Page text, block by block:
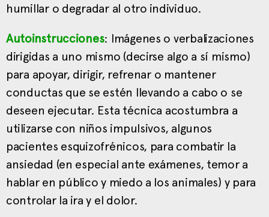
humillar o degradar al otro individuo.
Autoinstrucciones: Imágenes o verbalizaciones
dirigidas a uno mismo (decirse algo a sí mismo)
para apoyar, dirigir, refrenar o mantener
conductas que se estén llevando a cabo o se
deseen ejecutar. Esta técnica acostumbra a
utilizarse con niños impulsivos, algunos
pacientes esquizofrénicos, para combatir la
ansiedad (en especial ante exámenes, temor a
hablar en público y miedo a los animales) y para
controlar la ira y el dolor.